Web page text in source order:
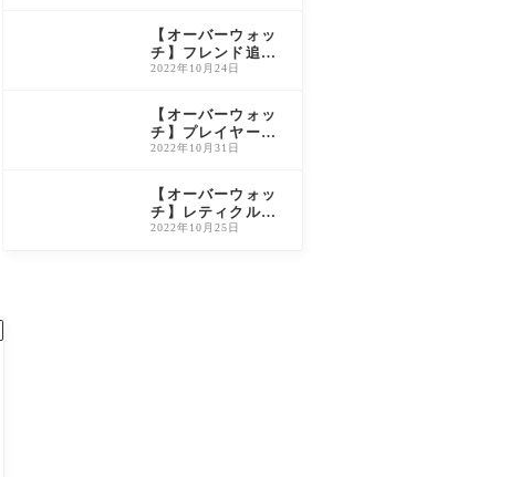
＆おすすめ活用法
【オーバーウォッ
チ】フレンド追加
方法｜BATTLETA
説
2022年10月24日
【オーバーウォッ
チ】プレイヤー称
号の入手方法・解
W2対応）
2022年10月31日
【オーバーウォッ
チ】レティクルの
変更方法と初心者
2022年10月25日